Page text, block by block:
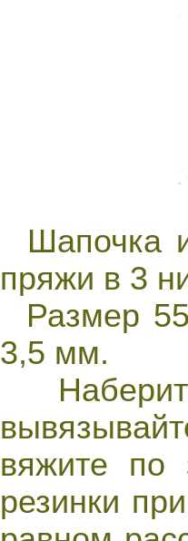
Шапочка
пряжи в 3
Размер
3,5 мм.
вяжите по
резинки